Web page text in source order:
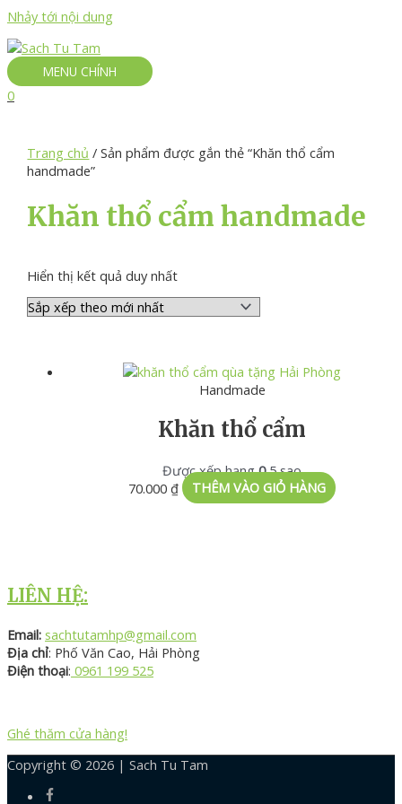
Nhảy tới nội dung
MENU CHÍNH
0
Trang chủ / Sản phẩm được gắn thẻ “Khăn thổ cẩm
handmade”
Khăn thổ cẩm handmade
Hiển thị kết quả duy nhất
Handmade
Khăn thổ cẩm
Được xếp hạng05 sao
70.000₫ THÊM VÀO GIỎ HÀNG
LIÊN HỆ:
Email: sachtutamhp@gmail.com
Địa chỉ: Phố Văn Cao, Hải Phòng
Điện thoại: 0961 199 525
Ghé thăm cửa hàng!
Copyright © 2026 | Sach Tu Tam